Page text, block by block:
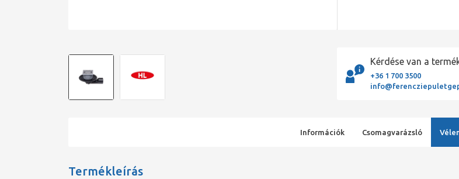
Kérdése van a
+36 1 700 3500
Információk Csomagvarázsló
Termékleírás